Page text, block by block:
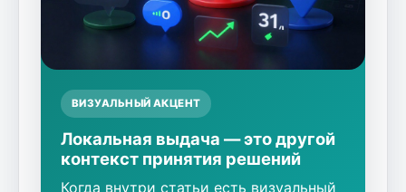
ВИЗУАЛЬНЫЙ АКЦЕНТ
Локальная выдача — это другой
контекст принятия решений
Когда внутри статьи есть визуальный